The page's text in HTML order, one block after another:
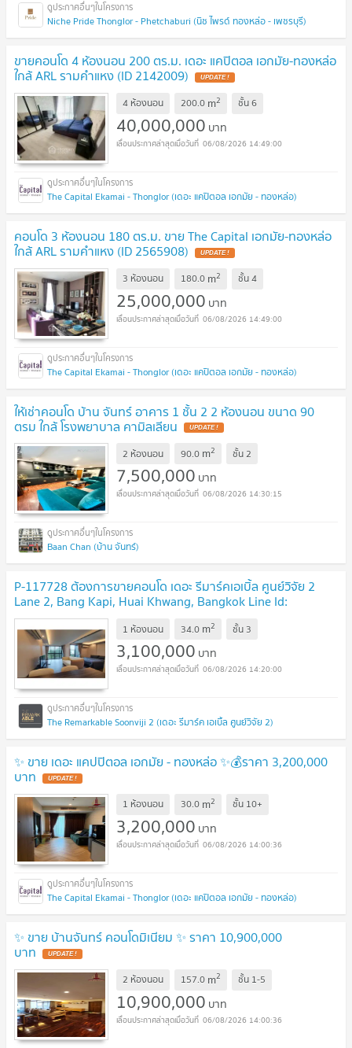
Niche Pride Thonglor - Phetchaburi (นิช ไพรด์ ทองหล่อ - เพชรบุรี)
ขายคอนโด 4 ห้องนอน 200 ตร.ม. เดอะ แคปิตอล เอกมัย-ทองหล่อ
ใกล้ ARL รามคำแหง (ID 2142009) UPDATE !
4 ห้องนอน 200.0 m2 ชั้น6
40,000,000 บาท
06/08/2026 14:49:00
The Capital Ekamai - Thonglor (เดอะ แคปิตอล เอกมัย - ทองหล่อ)
คอนโด 3 ห้องนอน 180 ตร.ม. ขาย The Capital เอกมัย-ทองหล่อ
ใกล้ ARL รามคำแหง (ID 2565908) UPDATE !
3 ห้องนอน 180.0 m2 ชั้น4
25,000,000 บาท
06/08/2026 14:49:00
The Capital Ekamai - Thonglor (เดอะ แคปิตอล เอกมัย - ทองหล่อ)
ให้เช่าคอนโด บ้าน จันทร์ อาคาร 1 ชั้น 2 2 ห้องนอน ขนาด 90
ตรม ใกล้ โรงพยาบาล คามิลเลียน UPDATE !
2 ห้องนอน 90.0 m2 ชั้น2
7,500,000 บาท
06/08/2026 14:30:15
Baan Chan (บ้าน จันทร์)
P-117728 ต้องการขายคอนโด เดอะ รีมาร์คเอเบิ้ล ศูนย์วิจัย 2
Lane 2, Bang Kapi, Huai Khwang, Bangkok Line Id:
@easythaihome 085-592-2897
1 ห้องนอน 34.0 m2 ชั้น 3
3,100,000 บาท
06/08/2026 14:20:00
The Remarkable Soonviji 2 (เดอะ รีมาร์ค เอเบิ้ล ศูนย์วิจัย 2)
✨ ขาย เดอะ แคปปิตอล เอกมัย - ทองหล่อ ✨💰ราคา 3,200,000
บาท UPDATE !
1 ห้องนอน 30.0 m2 ชั้น 10+
3,200,000 บาท
06/08/2026 14:00:36
The Capital Ekamai - Thonglor (เดอะ แคปิตอล เอกมัย - ทองหล่อ)
✨ ขาย บ้านจันทร์ คอนโดมิเนียม ✨ ราคา 10,900,000
บาท UPDATE !
2 ห้องนอน 157.0 m2 ชั้น 1-5
10,900,000 บาท
06/08/2026 14:00:36